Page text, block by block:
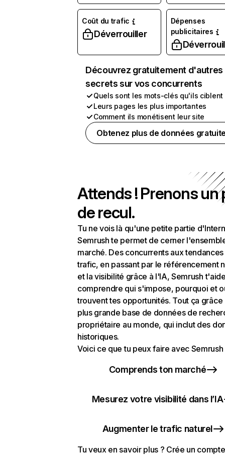
Coût du trafic
Déverrouiller
Dépenses
publicitaires
Découvrez gratuitement d'autres
secrets sur vos concurrents
Quels sont les mots-clés qu'ils ciblent
Leurs pages les plus importantes
Comment ils monétisent leur site
Obtenez plus de données
Attends ! Prenons un
de recul.
Tu ne vois là qu'une petite partie
Semrush te permet de cerner
marché. Des concurrents aux
trafic, en passant par le référencement
et la visibilité grâce à l'IA, Semrush
comprendre qui s'impose, pourquoi et
trouvent tes opportunités. Tout ça grâce
plus grande base de données de
propriétaire au monde, qui inclut des
historiques.
Voici ce que tu peux faire avec Semrush
Comprends ton marché
Mesurez votre visibilité dans l’IA
Augmenter le trafic naturel
Tu veux en savoir plus ? Crée un compte